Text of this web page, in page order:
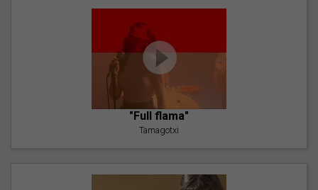
"Full flama"
Tamagotxi